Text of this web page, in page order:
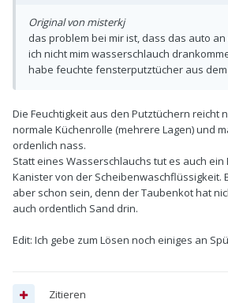
Original von misterkj
das problem bei mir ist, dass das auto
ich nicht mim wasserschlauch
habe feuchte fensterputztücher aus
Die Feuchtigkeit aus den Putztüchern reicht
normale Küchenrolle (mehrere Lagen) und
ordenlich nass.
Statt eines Wasserschlauchs tut es auch
Kanister von der Scheibenwaschflüssigkeit.
aber schon sein, denn der Taubenkot hat
auch ordentlich Sand drin.
Edit: Ich gebe zum Lösen noch einiges an
Zitieren